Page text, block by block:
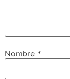
Nombre *